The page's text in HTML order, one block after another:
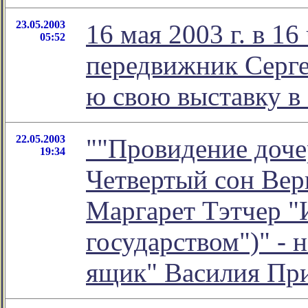
23.05.2003
05:52
16 мая 2003 г. в
передвижник
ю свою выставку
22.05.2003
19:34
""Провидение
Четвертый сон
Маргарет Тэтчер
государством")" -
ящик" Василия